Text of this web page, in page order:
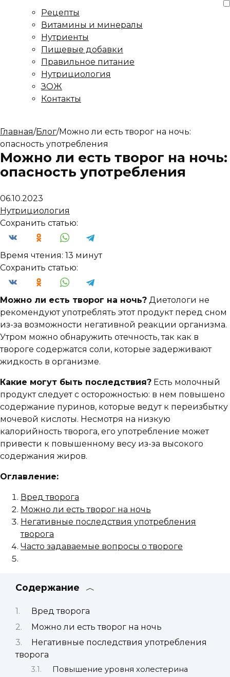
Рецепты
Витамины и минералы
Нутриенты
Пищевые добавки
Правильное питание
Нутрициология
ЗОЖ
Контакты
Главная/Блог/Можно ли есть творог на ночь:
опасность употребления
Можно ли есть творог на ночь:
опасность употребления
06.10.2023
Нутрициология
Сохранить статью:
Время чтения: 13 минут
Сохранить статью:
Можно ли есть творог на ночь? Диетологи не
рекомендуют употреблять этот продукт перед сном
из-за возможности негативной реакции организма.
Утром можно обнаружить отечность, так как в
твороге содержатся соли, которые задерживают
жидкость в организме.
Какие могут быть последствия? Есть молочный
продукт следует с осторожностью: в нем повышено
содержание пуринов, которые ведут к переизбытку
мочевой кислоты. Несмотря на низкую
калорийность творога, его употребление может
привести к повышенному весу из-за высокого
содержания жиров.
Оглавление:
Вред творога
Можно ли есть творог на ночь
Негативные последствия употребления
творога
Часто задаваемые вопросы о твороге
Содержание
Вред творога
Можно ли есть творог на ночь
Негативные последствия употребления
творога
Повышение уровня холестерина